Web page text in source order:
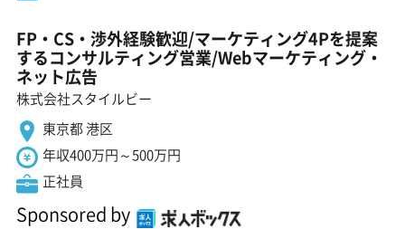
FP・CS・渉外経験歓迎/マーケティング4Pを提案
するコンサルティング営業/Webマーケティング・
ネット広告
株式会社スタイルビー
東京都 港区
年収400万円～500万円
正社員
Sponsored by